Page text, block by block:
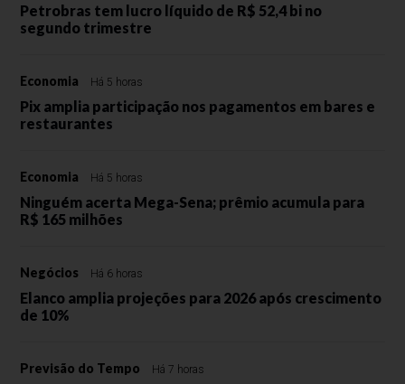
Petrobras tem lucro líquido de R$ 52,4 bi no
segundo trimestre
Economia Há 5 horas
Pix amplia participação nos pagamentos em bares e
restaurantes
Economia Há 5 horas
Ninguém acerta Mega-Sena; prêmio acumula para
R$ 165 milhões
Negócios Há 6 horas
Elanco amplia projeções para 2026 após crescimento
de 10%
Previsão do Tempo Há 7 horas